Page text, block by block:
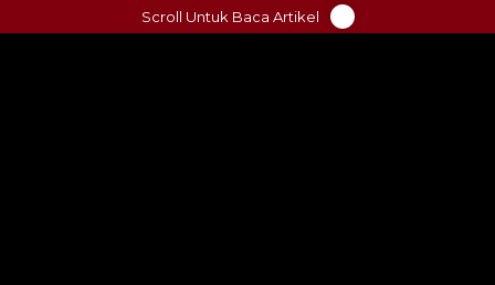
to
Scroll Untuk Baca Artikel